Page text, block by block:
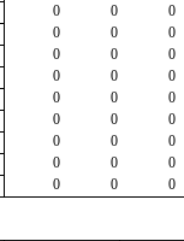
0 0
0
0 0
0
0 0
0
0 0
0
0 0
0
0 0
0
0 0
0
0 0
0
0 0 0